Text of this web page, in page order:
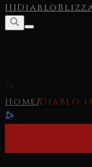
IIIDiablo
Home/Diablo